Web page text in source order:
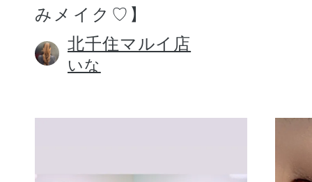
みメイク♡】
北千住マルイ店
いな